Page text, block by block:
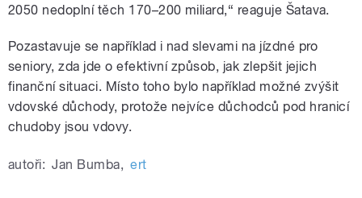
2050 nedoplní těch 170–200 miliard,“ reaguje Šatava.
Pozastavuje se například i nad slevami na jízdné pro
seniory, zda jde o efektivní způsob, jak zlepšit jejich
finanční situaci. Místo toho bylo například možné zvýšit
vdovské důchody, protože nejvíce důchodců pod hranicí
chudoby jsou vdovy.
autoři: Jan Bumba, ert